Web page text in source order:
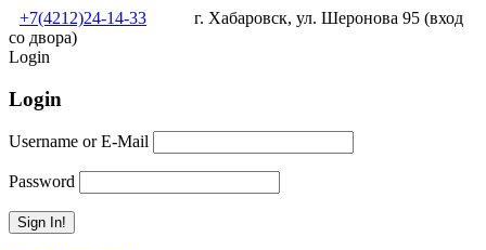
+7(4212)24-14-33
г. Хабаровск, ул. Шеронова 95 (вход
со двора)
Login
Login
Username or E-Mail
Password